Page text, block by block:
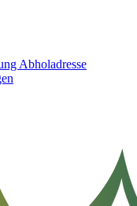
Abholadresse